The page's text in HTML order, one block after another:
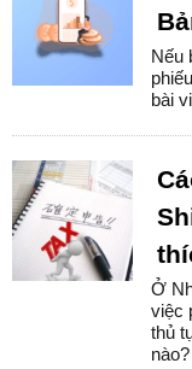
Nếu
bài
Ở
việc
thủ
nào?